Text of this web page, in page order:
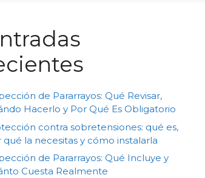
de Pararrayos: Qué Revisar,
Hacerlo y Por Qué Es Obligatorio
contra sobretensiones: qué es,
qué la necesitas y cómo instalarla
de Pararrayos: Qué Incluye y
Cuesta Realmente